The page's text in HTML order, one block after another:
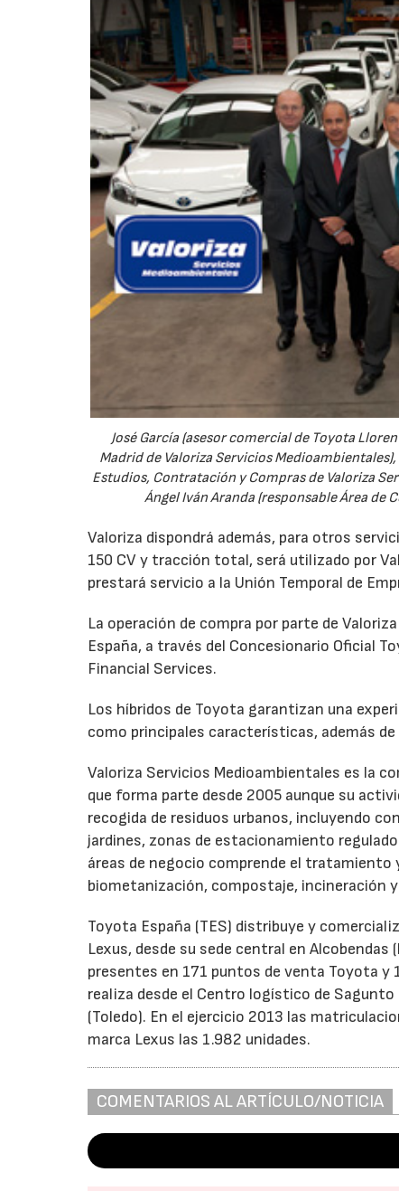
José García (asesor comercial de Toyota
Madrid de Valoriza Servicios
Estudios, Contratación y Compras de Valoriza
Ángel Iván Aranda (responsable Área de
Valoriza dispondrá además, para otros
150 CV y tracción total, será utilizado por
prestará servicio a la Unión Temporal de
La operación de compra por parte de
España, a través del Concesionario Oficial
Financial Services.
Los híbridos de Toyota garantizan una
como principales características, además
Valoriza Servicios Medioambientales es la
que forma parte desde 2005 aunque su
recogida de residuos urbanos, incluyendo
jardines, zonas de estacionamiento
áreas de negocio comprende el tratamiento
biometanización, compostaje, incineración
Toyota España (TES) distribuye y
Lexus, desde su sede central en
presentes en 171 puntos de venta Toyota
realiza desde el Centro logístico de Sagunto
(Toledo). En el ejercicio 2013 las
marca Lexus las 1.982 unidades.
COMENTARIOS AL ARTÍCULO/NOTICIA